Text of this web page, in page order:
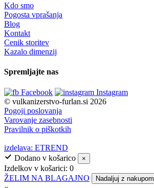
Kdo smo
Pogosta vprašanja
Blog
Kontakt
Cenik storitev
Kazalo dimenzij
Spremljajte nas
Facebook
Instagram
© vulkanizerstvo-furlan.si 2026
Pogoji poslovanja
Varovanje zasebnosti
Pravilnik o piškotkih
izdelava: ETREND
Dodano v košarico
×
Izdelkov v košarici: 0
ŽELIM NA BLAGAJNO
Nadaljuj z nakupom